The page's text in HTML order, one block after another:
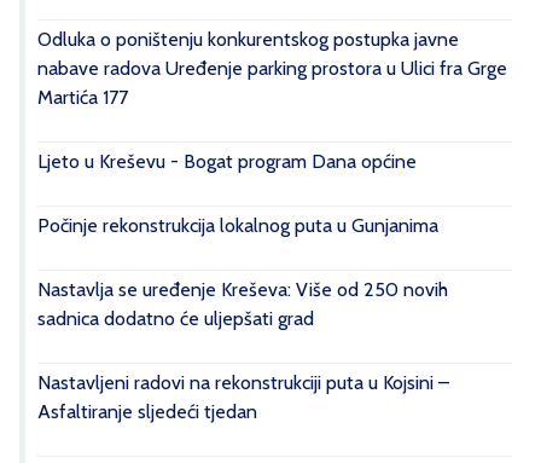
Odluka o poništenju konkurentskog postupka javne
nabave radova Uređenje parking prostora u Ulici fra Grge
Martića 177
Ljeto u Kreševu - Bogat program Dana općine
Počinje rekonstrukcija lokalnog puta u Gunjanima
Nastavlja se uređenje Kreševa: Više od 250 novih
sadnica dodatno će uljepšati grad
Nastavljeni radovi na rekonstrukciji puta u Kojsini –
Asfaltiranje sljedeći tjedan